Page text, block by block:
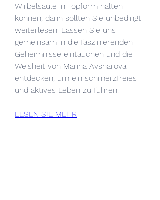
Wirbelsäule in Topform halten
können, dann sollten Sie unbedingt
weiterlesen. Lassen Sie uns
gemeinsam in die faszinierenden
Geheimnisse eintauchen und die
Weisheit von Marina Avsharova
entdecken, um ein schmerzfreies
und aktives Leben zu führen!
LESEN SIE MEHR